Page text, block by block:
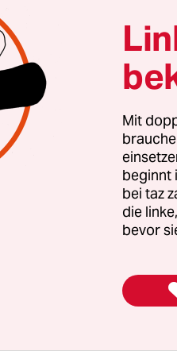
Das teilten das
sowie das
und Verbraucherschutz
auch die Fälle bei
Schweinepest bei
nahe der polnischen
und
Tiere in den
Mit
beginnt
bei taz
die
bevor